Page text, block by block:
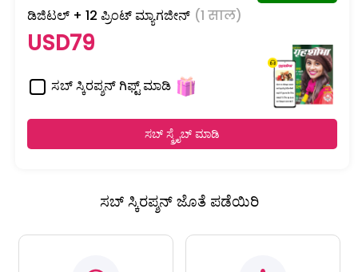
ಡಿಜಿಟಲ್ + 12 ಪ್ರಿಂಟ್ ಮ್ಯಾಗಜೀನ್ (1 साल)
USD79
ಸಬ್ ಸ್ಕಿರಪ್ಶನ್ ಗಿಫ್ಟ್ ಮಾಡಿ
ಸಬ್ ಸ್ಕ್ರೈಬ್ ಮಾಡಿ
ಸಬ್ ಸ್ಕಿರಪ್ಶನ್ ಜೊತೆ ಪಡೆಯಿರಿ